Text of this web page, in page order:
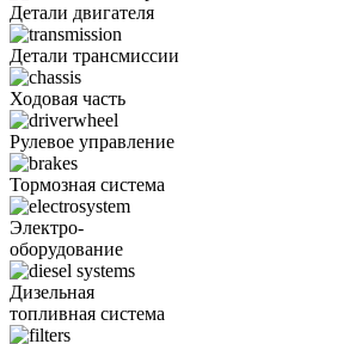
Детали двигателя
Детали трансмиссии
Ходовая часть
Рулевое управление
Тормозная система
Электро-
оборудование
Дизельная
топливная система